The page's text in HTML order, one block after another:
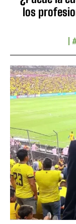
los